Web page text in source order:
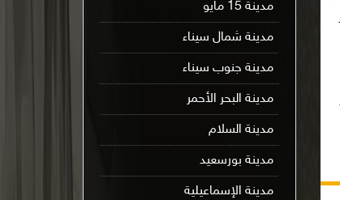
مدينة 15 مايو
مدينة شمال سيناء
مدينة جنوب سيناء
مدينة البحر الأحمر
مدينة السلام
مدينة بورسعيد
مدينة الإسماعيلية